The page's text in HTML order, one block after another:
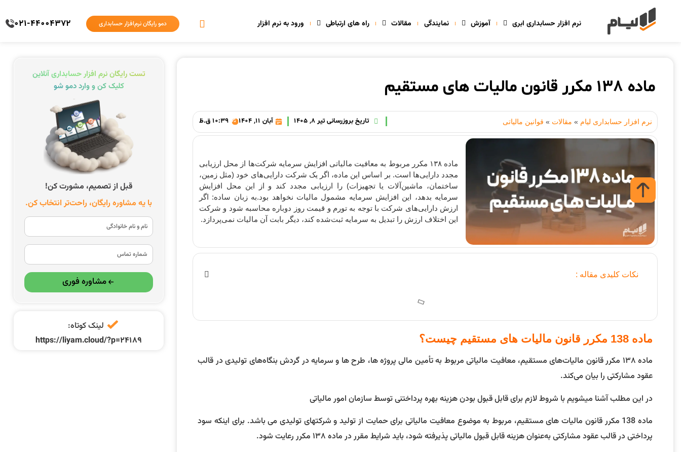
نرم افزار حسابداری ابری آموزش نمایندگی مقالات راه های ارتباطی ورود به نرم افزار دمو رایگان نرم‌افزار حسابداری 021-44004372
ماده 138 مکرر قانون مالیات های مستقیم
نرم افزار حسابداری لیام » مقالات » قوانین مالیاتی تاریخ بروزرسانی تیر 8, 1405 آبان 11, 1404 10:39 ق.ظ
ماده ۱۳۸ مکرر مربوط به معافیت مالیاتی افزایش سرمایه شرکت‌ها از محل ارزیابی
مجدد دارایی‌ها است. بر اساس این ماده، اگر یک شرکت دارایی‌های خود (مثل زمین،
ساختمان، ماشین‌آلات یا تجهیزات) را ارزیابی مجدد کند و از این محل افزایش
سرمایه بدهد، این افزایش سرمایه مشمول مالیات نخواهد بود.به زبان ساده: اگر
ارزش دارایی‌های شرکت با توجه به تورم و قیمت روز دوباره محاسبه شود و شرکت
این اختلاف ارزش را تبدیل به سرمایه ثبت‌شده کند، دیگر بابت آن مالیات نمی‌پردازد.
نکات کلیدی مقاله :
ماده 138 مکرر قانون مالیات های مستقیم چیست؟
ماده ۱۳۸ مکرر قانون مالیات‌های مستقیم، معافیت مالیاتی مربوط به تأمین مالی پروژه ‌ها، طرح ‌ها و سرمایه در گردش بنگاه‌های تولیدی در قالب
عقود مشارکتی را بیان می‌کند.
در این مطلب آشنا میشویم با شروط لازم برای قابل قبول بودن هزینه بهره پرداختنی توسط سازمان امور مالیاتی
ماده 138 مکرر قانون مالیات های مستقیم، مربوط به موضوع معافیت مالیاتی برای حمایت از تولید و شرکتهای تولیدی می باشد. برای اینکه سود
پرداختی در قالب عقود مشارکتی به‌عنوان هزینه قابل قبول مالیاتی پذیرفته شود، باید شرایط مقرر در ماده ۱۳۸ مکرر رعایت شود.
تست رایگان نرم افزار حسابداری آنلاین
کلیک کن و وارد دمو شو
قبل از تصمیم، مشورت کن!
با یه مشاوره رایگان، راحت‌تر انتخاب کن.
مشاوره فوری
لینک کوتاه:
https://liyam.cloud/?p=24189